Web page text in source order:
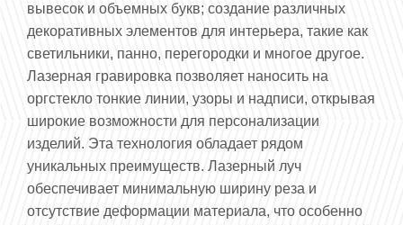
вывесок и объемных букв; создание различных
декоративных элементов для интерьера, такие как
светильники, панно, перегородки и многое другое.
Лазерная гравировка позволяет наносить на
оргстекло тонкие линии, узоры и надписи, открывая
широкие возможности для персонализации
изделий. Эта технология обладает рядом
уникальных преимуществ. Лазерный луч
обеспечивает минимальную ширину реза и
отсутствие деформации материала, что особенно